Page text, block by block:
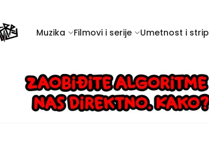
Muzika Filmovi i serije Umetnost i strip